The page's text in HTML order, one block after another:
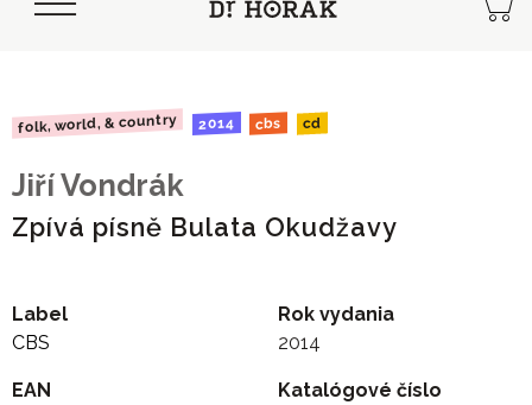
folk, world, & country 2014 cbs cd
Jiří Vondrák
Zpívá písně Bulata Okudžavy
Label
CBS
Rok vydania
2014
EAN
Katalógové číslo